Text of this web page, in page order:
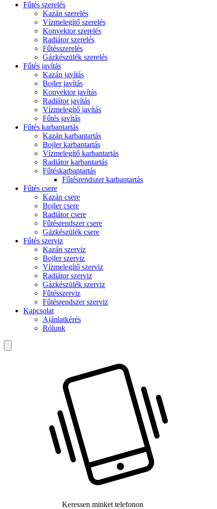
Fűtés szerelés
Kazán szerelés
Vízmelegítő szerelés
Konvektor szerelés
Radiátor szerelés
Fűtésszerelés
Gázkészülék szerelés
Fűtés javítás
Kazán javítás
Bojler javítás
Konvektor javítás
Radiátor javítás
Vízmelegítő javítás
Fűtés javítás
Fűtés karbantartás
Kazán karbantartás
Bojler karbantartás
Vízmelegítő karbantartás
Radiátor karbantartás
Fűtéskarbantartás
Fűtésrendszer karbantartás
Fűtés csere
Kazán csere
Bojler csere
Radiátor csere
Fűtésrendszer csere
Gázkészülék csere
Fűtés szerviz
Kazán szerviz
Bojler szerviz
Vízmelegítő szerviz
Radiátor szerviz
Gázkészülék szerviz
Fűtésszerviz
Fűtésrendszer szerviz
Kapcsolat
Ajánlatkérés
Rólunk
Keressen minket telefonon